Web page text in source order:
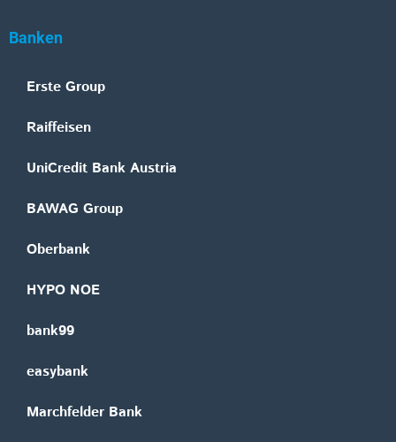
Banken
Erste Group
Raiffeisen
UniCredit Bank Austria
BAWAG Group
Oberbank
HYPO NOE
bank99
easybank
Marchfelder Bank